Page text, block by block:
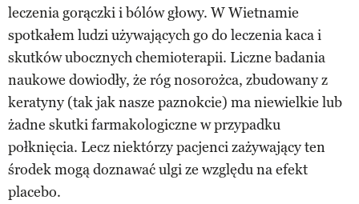
leczenia gorączki i bólów głowy. W Wietnamie
spotkałem ludzi używających go do leczenia kaca i
skutków ubocznych chemioterapii. Liczne badania
naukowe dowiodły, że róg nosorożca, zbudowany z
keratyny (tak jak nasze paznokcie) ma niewielkie lub
żadne skutki farmakologiczne w przypadku
połknięcia. Lecz niektórzy pacjenci zażywający ten
środek mogą doznawać ulgi ze względu na efekt
placebo.